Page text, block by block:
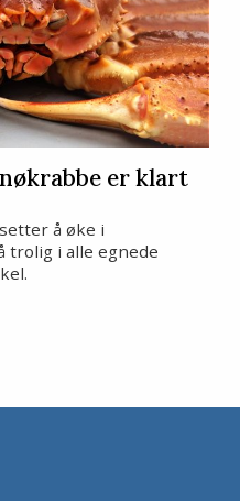
er klart
å øke i
trolig i alle egnede